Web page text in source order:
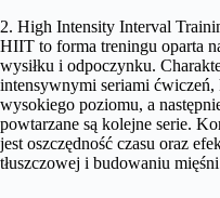
2. High Intensity Interval
HIIT to forma treningu oparta
wysiłku i odpoczynku.
intensywnymi seriami ćwiczeń,
wysokiego poziomu, a
powtarzane są kolejne serie.
jest oszczędność czasu oraz
tłuszczowej i budowaniu